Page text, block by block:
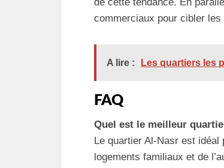
commerciaux pour cibler
A lire : Les quartiers les
FAQ
Quel est le meilleur
Le quartier Al-Nasr est
logements familiaux et de